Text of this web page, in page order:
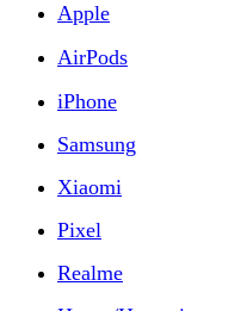
Apple
AirPods
iPhone
Samsung
Xiaomi
Pixel
Realme